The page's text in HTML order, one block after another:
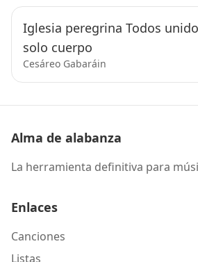
Iglesia peregrina Todos
solo cuerpo
Cesáreo Gabaráin
Alma de alabanza
La herramienta definitiva para
Enlaces
Canciones
Listas